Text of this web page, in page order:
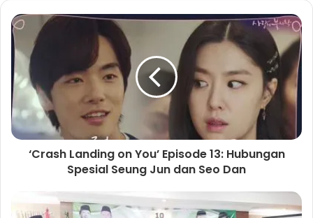
‘Crash Landing on You’ Episode 13: Hubungan
Spesial Seung Jun dan Seo Dan